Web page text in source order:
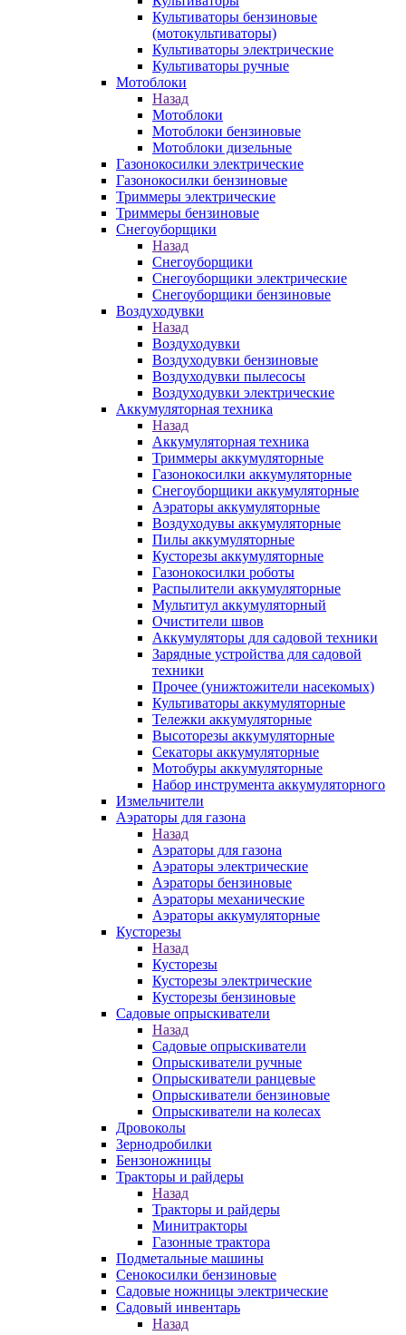
Культиваторы бензиновые
(мотокультиваторы)
Культиваторы электрические
Культиваторы ручные
Мотоблоки
Назад
Мотоблоки
Мотоблоки бензиновые
Мотоблоки дизельные
Газонокосилки электрические
Газонокосилки бензиновые
Триммеры электрические
Триммеры бензиновые
Снегоуборщики
Назад
Снегоуборщики
Снегоуборщики электрические
Снегоуборщики бензиновые
Воздуходувки
Назад
Воздуходувки
Воздуходувки бензиновые
Воздуходувки пылесосы
Воздуходувки электрические
Аккумуляторная техника
Назад
Аккумуляторная техника
Триммеры аккумуляторные
Газонокосилки аккумуляторные
Снегоуборщики аккумуляторные
Аэраторы аккумуляторные
Воздуходувы аккумуляторные
Пилы аккумуляторные
Кусторезы аккумуляторные
Газонокосилки роботы
Распылители аккумуляторные
Мультитул аккумуляторный
Очистители швов
Аккумуляторы для садовой техники
Зарядные устройства для садовой
техники
Прочее (унижтожители насекомых)
Культиваторы аккумуляторные
Тележки аккумуляторные
Высоторезы аккумуляторные
Секаторы аккумуляторные
Мотобуры аккумуляторные
Набор инструмента аккумуляторного
Измельчители
Аэраторы для газона
Назад
Аэраторы для газона
Аэраторы электрические
Аэраторы бензиновые
Аэраторы механические
Аэраторы аккумуляторные
Кусторезы
Назад
Кусторезы
Кусторезы электрические
Кусторезы бензиновые
Садовые опрыскиватели
Назад
Садовые опрыскиватели
Опрыскиватели ручные
Опрыскиватели ранцевые
Опрыскиватели бензиновые
Опрыскиватели на колесах
Дровоколы
Зернодробилки
Бензоножницы
Тракторы и райдеры
Назад
Тракторы и райдеры
Минитракторы
Газонные трактора
Подметальные машины
Сенокосилки бензиновые
Садовые ножницы электрические
Садовый инвентарь
Назад